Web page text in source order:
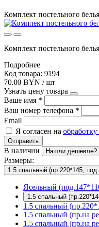
Комплект постельного
Комплект постельного
Подробнее
Код товара: 9194
70.00 BYN / шт
Узнать цену товара
Ваше имя *
Ваш номер телефона *
Email
Я согласен на
Отправить
В наличии Нашли дешевле?
Размеры:
1.5 спальный (пр.220*145;
Ясельный
1.5 спальный
1.5 спальный
1.5 спальный (пр.на
1.5 спальный (пр.на